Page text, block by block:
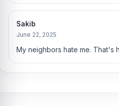
Sakib
June 22, 2025
My neighbors hate me. That's